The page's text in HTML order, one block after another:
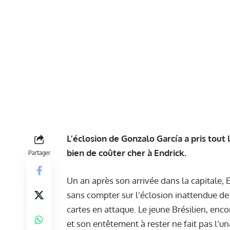
Partager
L’éclosion de Gonzalo García a pris
bien de coûter cher à Endrick.
Un an après son arrivée dans la capitale,
sans compter sur l’éclosion inattendue
cartes en attaque. Le jeune Brésilien,
et son entêtement à rester ne fait pas